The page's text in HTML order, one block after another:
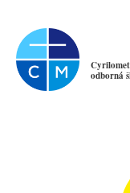
odborná